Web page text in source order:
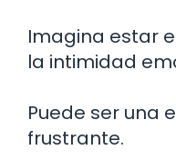
Imagina estar
la intimidad
Puede ser una
frustrante.